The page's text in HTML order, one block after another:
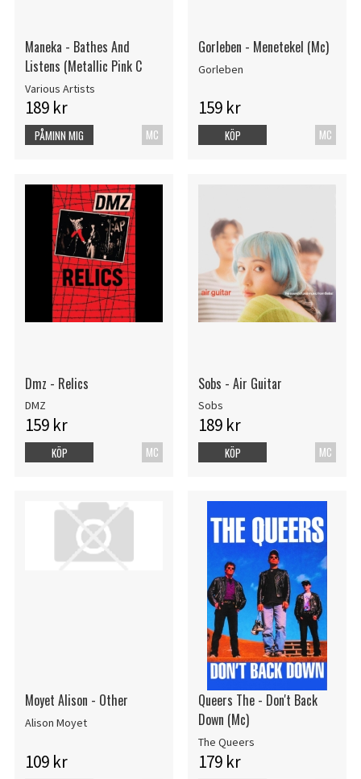
Maneka - Bathes And
Listens (Metallic Pink C
Various Artists
189 kr
MC
PÅMINN MIG
Gorleben - Menetekel (Mc)
Gorleben
159 kr
MC
KÖP
Dmz - Relics
DMZ
159 kr
MC
KÖP
Sobs - Air Guitar
Sobs
189 kr
MC
KÖP
Moyet Alison - Other
Alison Moyet
109 kr
Queers The - Don't Back
Down (Mc)
The Queers
179 kr